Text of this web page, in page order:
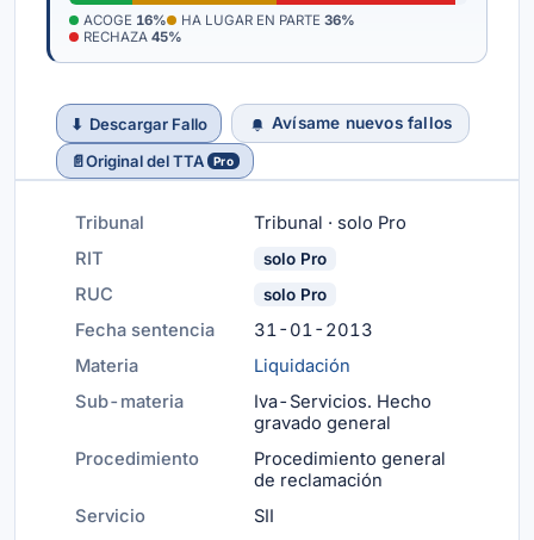
ACOGE 16% HA LUGAR EN PARTE 36%
RECHAZA 45%
⬇ Descargar Fallo
Avísame nuevos fallos
📄Original del TTA Pro
Tribunal
Tribunal · solo Pro
RIT
solo Pro
RUC solo Pro
Fecha sentencia
31-01-2013
Materia
Liquidación
Sub-materia
Iva-Servicios. Hecho
gravado general
Procedimiento
Procedimiento general
de reclamación
Servicio
SII